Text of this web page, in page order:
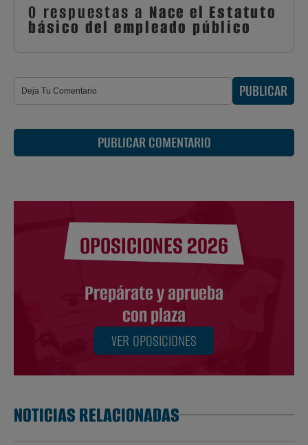
0 respuestas a Nace el Estatuto
básico del empleado público
PUBLICAR
PUBLICAR COMENTARIO
OPOSICIONES 2026
Prepárate y aprueba
con plaza
VER OPOSICIONES
NOTICIAS RELACIONADAS